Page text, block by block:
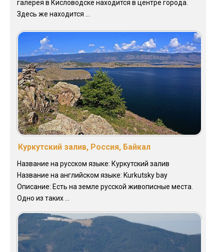
галерея в Кисловодске находится в центре города.
Здесь же находится ...
Куркутский залив, Россия, Байкал
Название на русском языке: Куркутский залив
Название на английском языке: Kurkutsky bay
Описание: Есть на земле русской живописные места.
Одно из таких ...